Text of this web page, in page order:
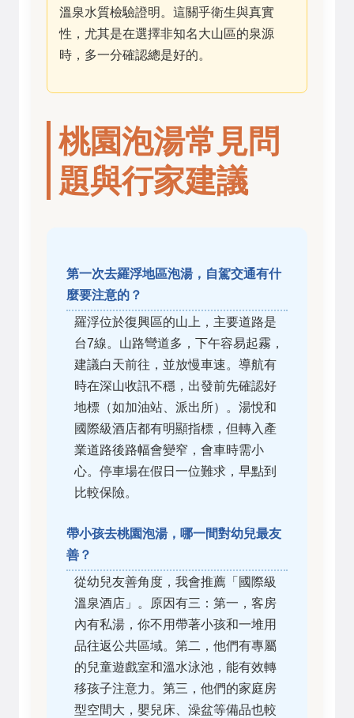
溫泉水質檢驗證明。這關乎衛生與真實
性，尤其是在選擇非知名大山區的泉源
時，多一分確認總是好的。
桃園泡湯常見問
題與行家建議
第一次去羅浮地區泡湯，自駕交通有什
麼要注意的？
羅浮位於復興區的山上，主要道路是
台7線。山路彎道多，下午容易起霧，
建議白天前往，並放慢車速。導航有
時在深山收訊不穩，出發前先確認好
地標（如加油站、派出所）。湯悅和
國際級酒店都有明顯指標，但轉入產
業道路後路幅會變窄，會車時需小
心。停車場在假日一位難求，早點到
比較保險。
帶小孩去桃園泡湯，哪一間對幼兒最友
善？
從幼兒友善角度，我會推薦「國際級
溫泉酒店」。原因有三：第一，客房
內有私湯，你不用帶著小孩和一堆用
品往返公共區域。第二，他們有專屬
的兒童遊戲室和溫水泳池，能有效轉
移孩子注意力。第三，他們的家庭房
型空間大，嬰兒床、澡盆等備品也較